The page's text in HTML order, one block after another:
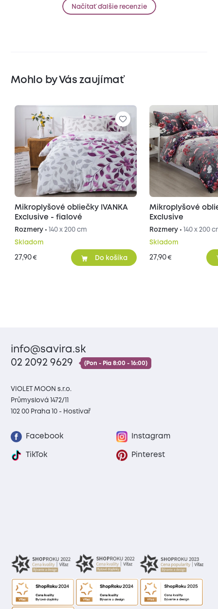
Načítať ďalšie recenzie
Mohlo by Vás zaujímať
Mikroplyšové obliečky IVANKA
Exclusive - fialové
Rozmery • 140 x 200 cm
Skladom
27,90€ Do košíka
Mikroplyšové
Exclusive
Rozmery • 140 x 200
Skladom
27,90€
info@savira.sk
02 2092 9629
(Pon - Pia 8:00 - 16:00)
VIOLET MOON s.r.o.
Průmyslová 1472/11
102 00 Praha 10 - Hostivař
Facebook Instagram
TikTok Pinterest